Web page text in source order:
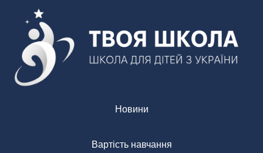
Новини
Вартість навчання